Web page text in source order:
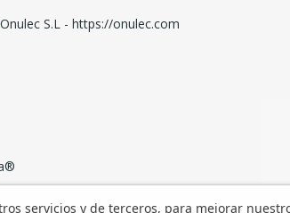
servicios y de terceros, para mejorar